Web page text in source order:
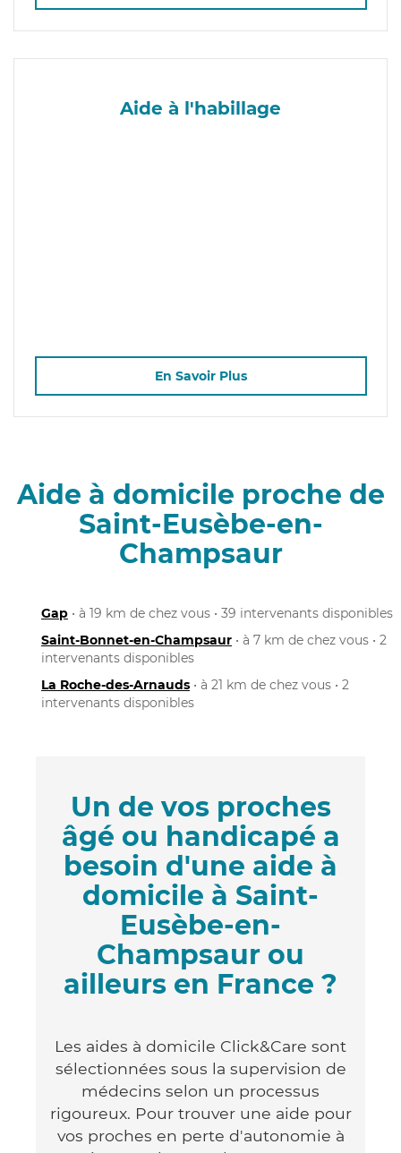
Aide à l'habillage
En Savoir Plus
Aide à domicile proche de
Saint-Eusèbe-en-
Champsaur
Gap • à 19 km de chez vous • 39 intervenants disponibles
Saint-Bonnet-en-Champsaur • à 7 km de chez vous • 2
intervenants disponibles
La Roche-des-Arnauds • à 21 km de chez vous • 2
intervenants disponibles
Un de vos proches
âgé ou handicapé a
besoin d'une aide à
domicile à Saint-
Eusèbe-en-
Champsaur ou
ailleurs en France ?
Les aides à domicile Click&Care sont
sélectionnées sous la supervision de
médecins selon un processus
rigoureux. Pour trouver une aide pour
vos proches en perte d'autonomie à